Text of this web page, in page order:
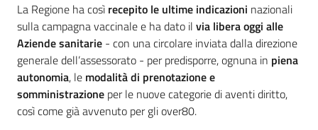
La Regione ha così recepito le ultime indicazioni nazionali
sulla campagna vaccinale e ha dato il via libera oggi alle
Aziende sanitarie - con una circolare inviata dalla direzione
generale dell’assessorato - per predisporre, ognuna in piena
autonomia, le modalità di prenotazione e
somministrazione per le nuove categorie di aventi diritto,
così come già avvenuto per gli over80.